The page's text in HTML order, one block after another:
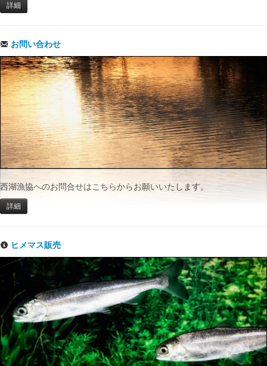
詳細
お問い合わせ
西湖漁協へのお問合せはこちらからお願いいたします。
詳細
ヒメマス販売